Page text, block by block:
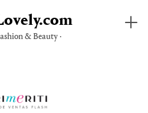
& Beauty ·